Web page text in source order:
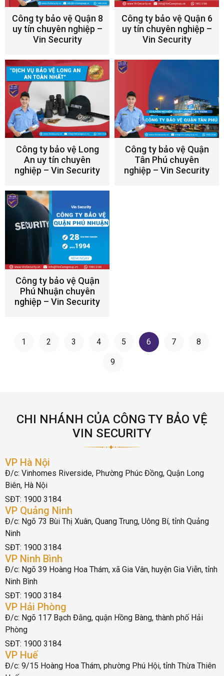
Công ty bảo vệ Quận 8
uy tín chuyên nghiệp –
Vin Security
Công ty bảo vệ Quận 6
uy tín chuyên nghiệp –
Vin Security
Công ty bảo vệ Long
An uy tín chuyên
nghiệp – Vin Security
Công ty bảo vệ Quận
Tân Phú chuyên
nghiệp – Vin Security
Công ty bảo vệ Quận
Phú Nhuận chuyên
nghiệp – Vin Security
1 2 3 4 5 6 7 8
9
CHI NHÁNH CỦA CÔNG TY BẢO VỆ
VIN SECURITY
VP Hà Nội
Đ/c: Vinhomes Riverside, Phường Phúc Đồng, Quận Long
Biên, Hà Nội
SĐT: 1900 3184
VP Quảng Ninh
Đ/c: Ngõ 73 Bùi Thị Xuân, Quang Trung, Uông Bí, tỉnh Quảng
Ninh
SĐT: 1900 3184
VP Ninh Bình
Đ/c: Ngõ 39 Hoàng Hoa Thám, xã Gia Vân, huyện Gia Viễn, tỉnh
Ninh Bình
SĐT: 1900 3184
VP Hải Phòng
Đ/c: Ngõ 117 Bạch Đằng, quận Hồng Bàng, thành phố Hải
Phòng
SĐT: 1900 3184
VP Huế
Đ/c: 9/15 Hoàng Hoa Thám, phường Phú Hội, tỉnh Thừa Thiên